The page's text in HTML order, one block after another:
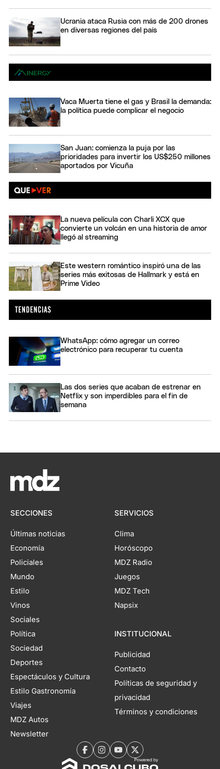
Ucrania ataca Rusia con más de 200 drones
en diversas regiones del país
Vaca Muerta tiene el gas y Brasil la demanda:
la política puede complicar el negocio
San Juan: comienza la puja por las
prioridades para invertir los US$250 millones
aportados por Vicuña
La nueva película con Charli XCX que
convierte un volcán en una historia de amor
llegó al streaming
Este western romántico inspiró una de las
series más exitosas de Hallmark y está en
Prime Video
WhatsApp: cómo agregar un correo
electrónico para recuperar tu cuenta
Las dos series que acaban de estrenar en
Netflix y son imperdibles para el fin de
semana
SECCIONES
Últimas noticias
Economía
Policiales
Mundo
Estilo
Vinos
Sociales
Política
Sociedad
Deportes
Espectáculos y Cultura
Estilo Gastronomía
Viajes
MDZ Autos
Newsletter
SERVICIOS
Clima
Horóscopo
MDZ Radio
Juegos
MDZ Tech
Napsix
INSTITUCIONAL
Publicidad
Contacto
Políticas de seguridad y
privacidad
Términos y condiciones